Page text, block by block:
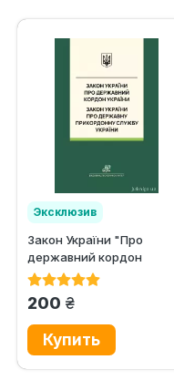
Эксклюзив
Закон України "Про
державний кордон
України", Закон України...
200 грн.